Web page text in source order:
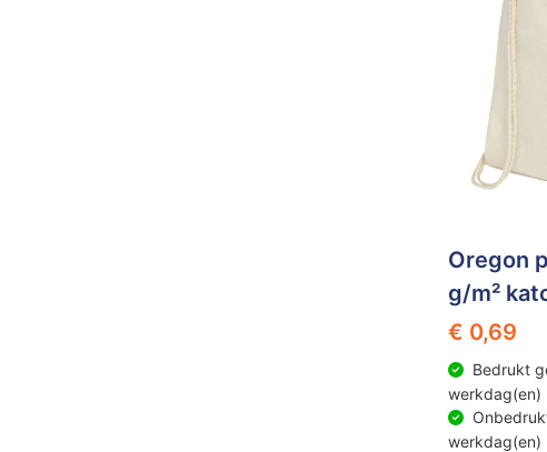
Oregon
g/m²
€ 0,69
Bedrukt
werkdag(en)
werkdag(en)